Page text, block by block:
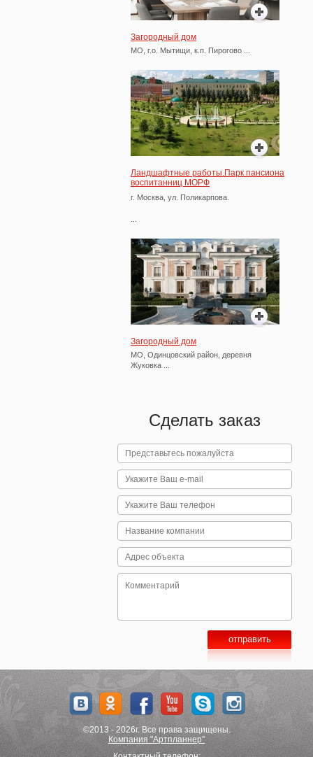
Загородный дом
МО, г.о. Мытищи, к.п. Пирогово
Ландшафтные работы.Парк пансиона
воспитанниц МОРФ
г. Москва, ул. Поликарпова.
Загородный дом
МО, Одинцовский район, деревня
Жуковка ...
Сделать заказ
©2013 - 2026г. Все права защищены.
Компания "Артпланнер"